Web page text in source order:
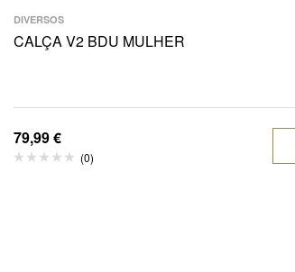
DIVERSOS
CALÇA V2 BDU MULHER
79,99€
(0)